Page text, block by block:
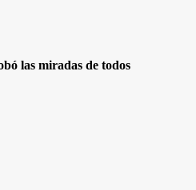
las miradas de todos